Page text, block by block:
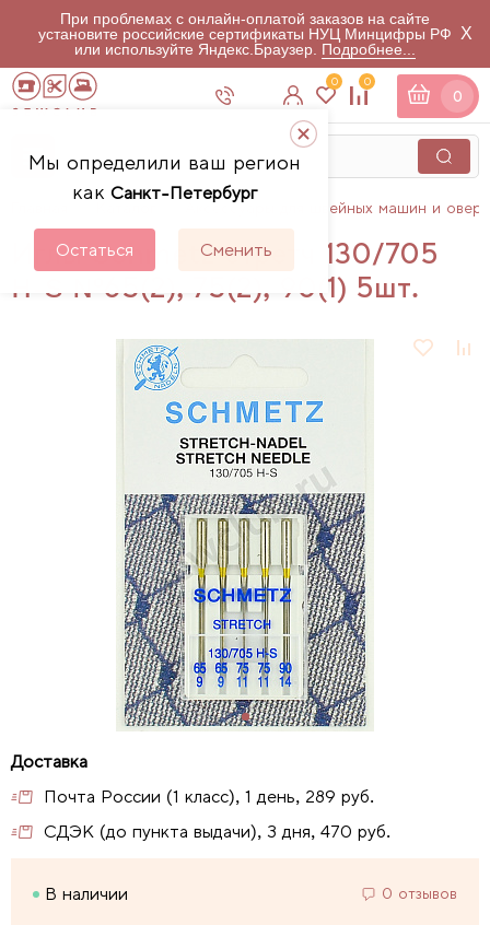
При проблемах с онлайн-оплатой заказов на сайте
установите российские сертификаты НУЦ Минцифры РФ
или используйте Яндекс.Браузер. Подробнее...
X
Мы определили ваш регион
как Санкт-Петербург
Остаться Сменить
0 0
0
Аксессуары для швейных машин и
Иглы Schmetz стретч 130/705
H-S №65(2), 75(2), 90(1) 5шт.
Почта России (1 класс), 1 день, 289 руб.
СДЭК (до пункта выдачи), 3 дня, 470 руб.
В наличии 0 отзывов